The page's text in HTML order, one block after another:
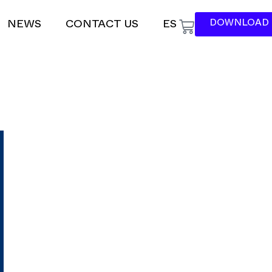
NEWS CONTACT US ES DOWNLOAD